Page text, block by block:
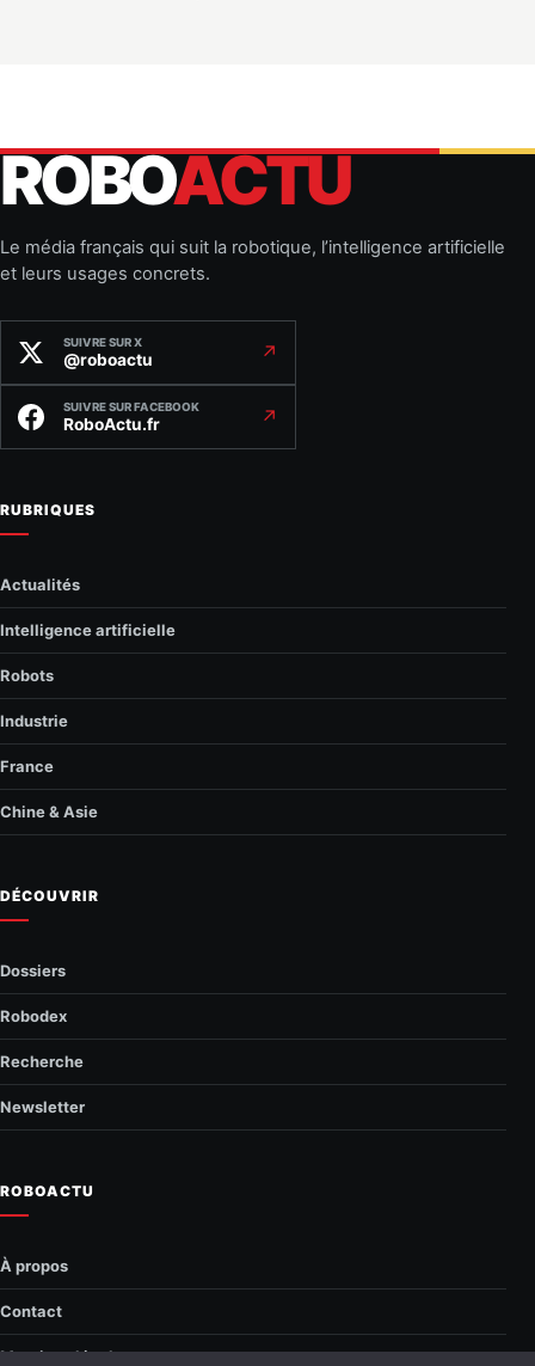
ROBOACTU
Le média français qui suit la robotique, l’intelligence artificielle
et leurs usages concrets.
SUIVRE SUR X
@roboactu ↗
SUIVRE SUR FACEBOOK
RoboActu.fr ↗
RUBRIQUES
Actualités
Intelligence artificielle
Robots
Industrie
France
Chine & Asie
DÉCOUVRIR
Dossiers
Robodex
Recherche
Newsletter
ROBOACTU
À propos
Contact
Mentions légales